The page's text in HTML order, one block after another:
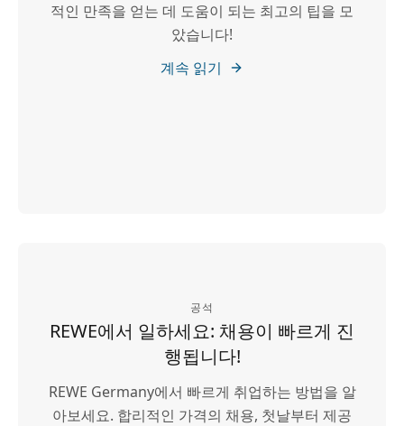
적인 만족을 얻는 데 도움이 되는 최고의 팁을 모
았습니다!
계속 읽기
공석
REWE에서 일하세요: 채용이 빠르게 진
행됩니다!
REWE Germany에서 빠르게 취업하는 방법을 알
아보세요. 합리적인 가격의 채용, 첫날부터 제공